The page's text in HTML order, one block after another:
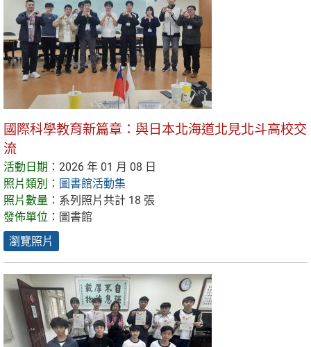
國際科學教育新篇章：與日本北海道北見北斗高校交
流
活動日期： 2026 年 01 月 08 日
照片類別： 圖書館活動集
照片數量： 系列照片共計 18 張
發佈單位： 圖書館
瀏覽照片